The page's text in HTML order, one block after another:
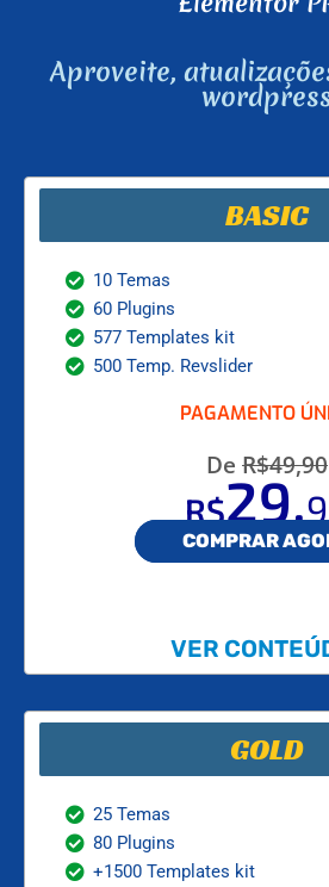
Aproveite,
BASIC
10 Temas
60 Plugins
577 Templates kit
500 Temp. Revslider
PAGAMENTO
De R$49,90
R$29,
COMPRAR
VER
GOLD
25 Temas
80 Plugins
+1500 Templates kit